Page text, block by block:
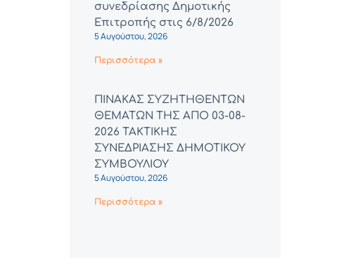
συνεδρίασης Δημοτικής
Επιτροπής στις 6/8/2026
5 Αυγούστου, 2026
Περισσότερα »
ΠΙΝΑΚΑΣ ΣΥΖΗΤΗΘΕΝΤΩΝ
ΘΕΜΑΤΩΝ ΤΗΣ ΑΠΟ 03-08-
2026 ΤΑΚΤΙΚΗΣ
ΣΥΝΕΔΡΙΑΣΗΣ ΔΗΜΟΤΙΚΟΥ
ΣΥΜΒΟΥΛΙΟΥ
5 Αυγούστου, 2026
Περισσότερα »